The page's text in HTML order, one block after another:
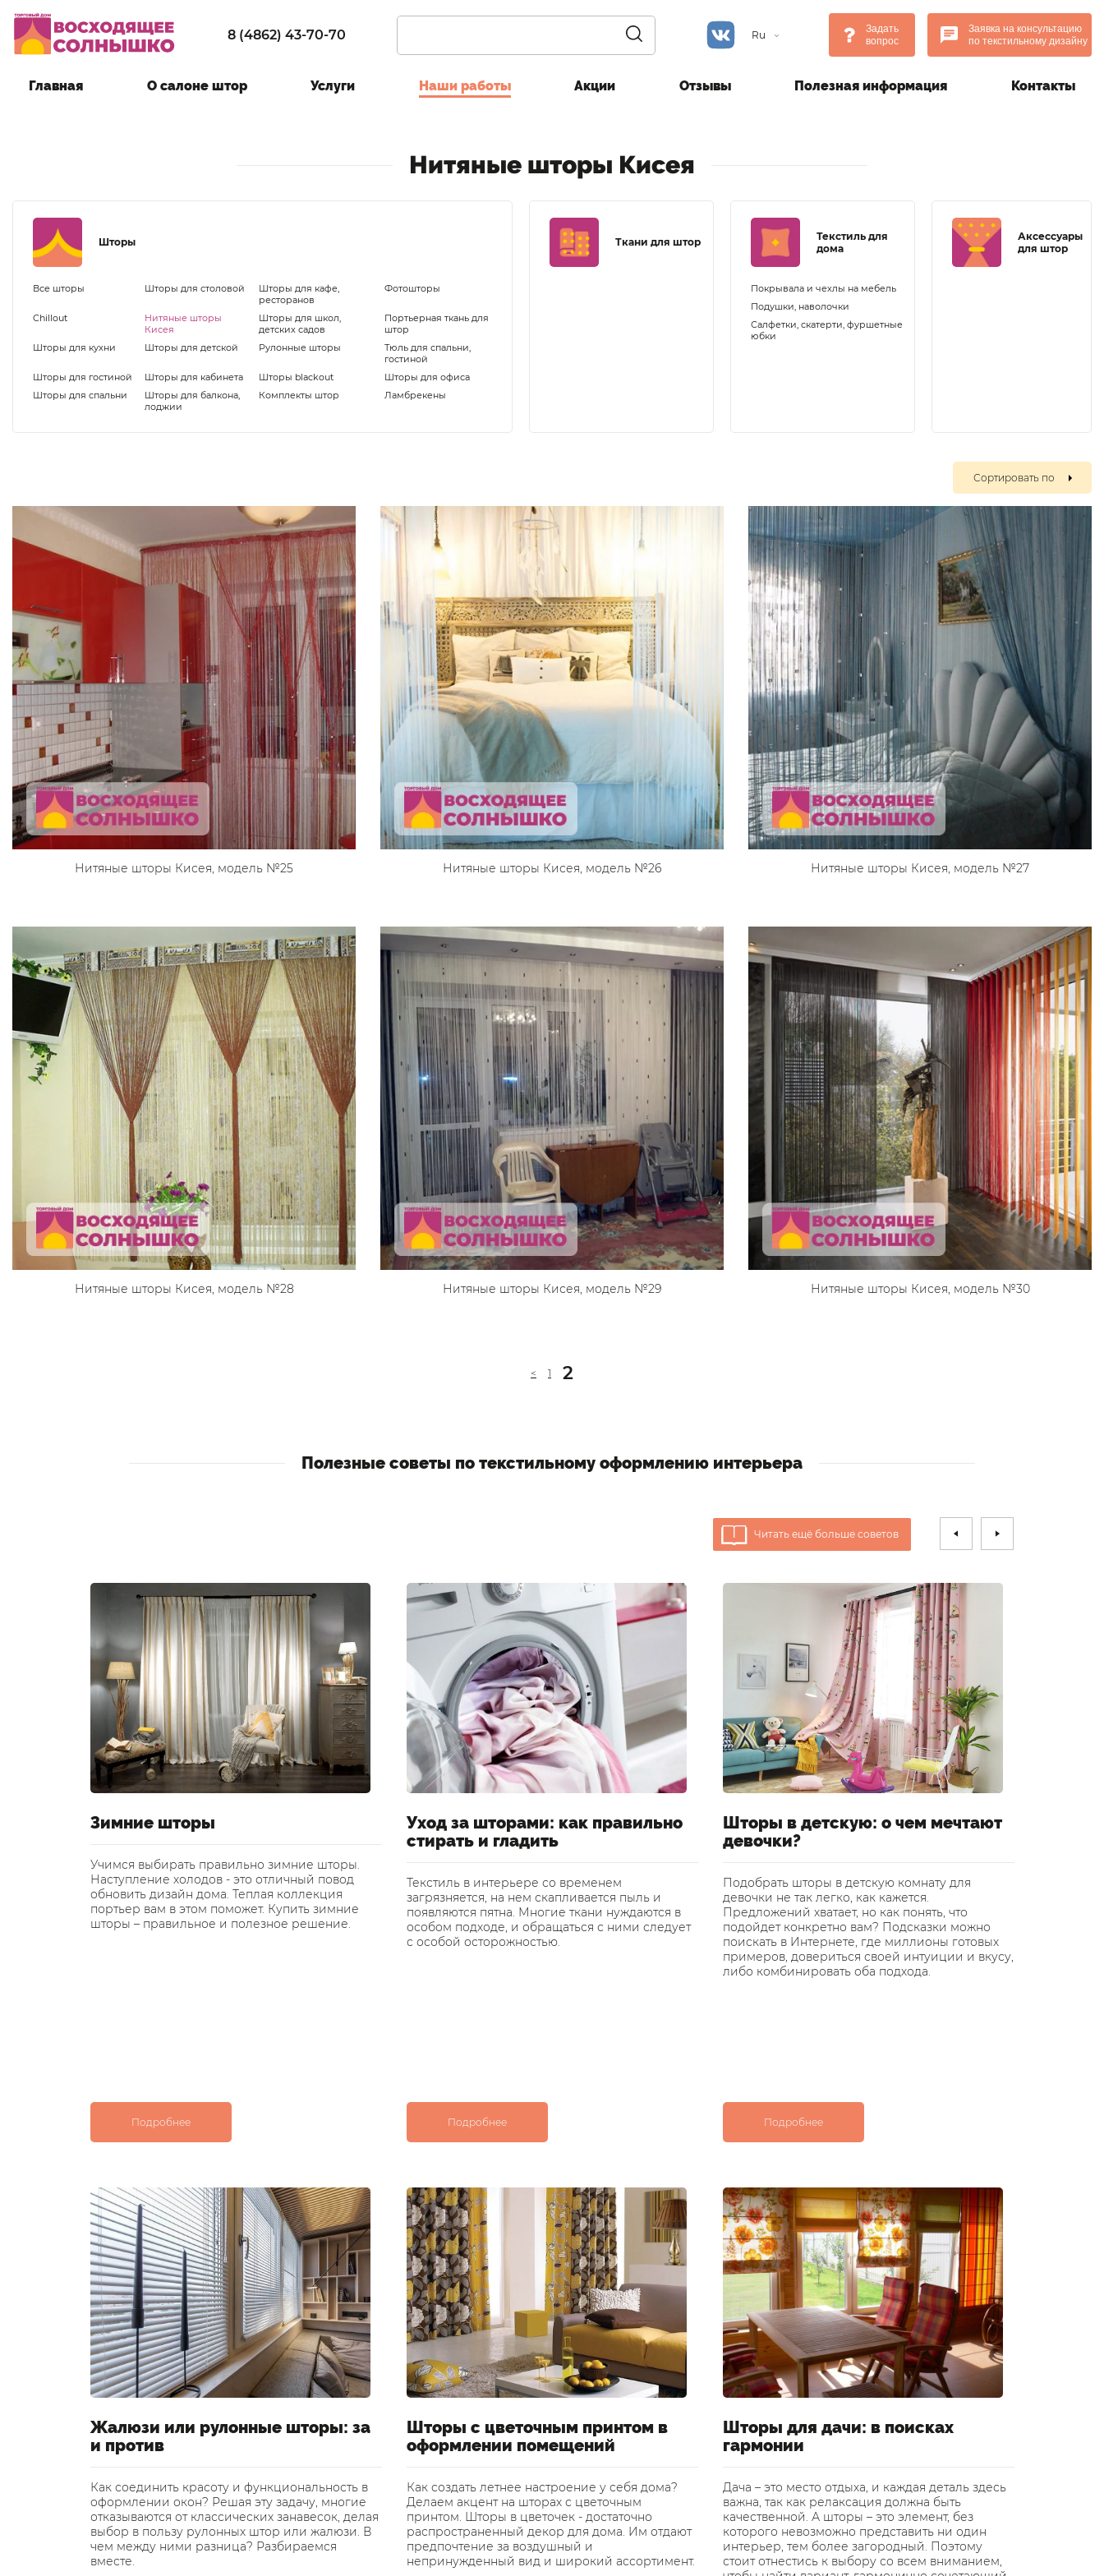
8 (4862) 43-70-70 Ru
Задать
вопрос
Заявка на консультацию
по текстильному дизайну
Главная О салоне штор Услуги Наши работы Акции Отзывы Полезная информация Контакты
Нитяные шторы Кисея
Шторы
Chillout
Шторы для кухни
Шторы для гостиной
Шторы для спальни
Шторы для столовой
Нитяные шторы
Кисея
Шторы для детской
Шторы для кабинета
Шторы для балкона,
лоджии
Шторы для кафе,
ресторанов
Шторы для школ,
детских садов
Рулонные шторы
Шторы blackout
Комплекты штор
Фотошторы
Портьерная ткань для
штор
Тюль для спальни,
гостиной
Шторы для офиса
Ламбрекены
Все шторы
Ткани для штор
Текстиль для
дома
Покрывала и чехлы на мебель
Подушки, наволочки
Салфетки, скатерти, фуршетные
юбки
Аксессуары
для штор
Сортировать по
Нитяные шторы Кисея, модель №25 Нитяные шторы Кисея, модель №26 Нитяные шторы Кисея, модель №27
Нитяные шторы Кисея, модель №28 Нитяные шторы Кисея, модель №29 Нитяные шторы Кисея, модель №30
< 1 2
Полезные советы по текстильному оформлению интерьера
Читать ещё больше советов
Зимние шторы
Учимся выбирать правильно зимние шторы.
Наступление холодов - это отличный повод
обновить дизайн дома. Теплая коллекция
портьер вам в этом поможет. Купить зимние
шторы – правильное и полезное решение.
Подробнее
Жалюзи или рулонные шторы: за
и против
Как соединить красоту и функциональность в
оформлении окон? Решая эту задачу, многие
отказываются от классических занавесок, делая
выбор в пользу рулонных штор или жалюзи. В
чем между ними разница? Разбираемся
вместе.
Уход за шторами: как правильно
стирать и гладить
Текстиль в интерьере со временем
загрязняется, на нем скапливается пыль и
появляются пятна. Многие ткани нуждаются в
особом подходе, и обращаться с ними следует
с особой осторожностью.
Подробнее
Шторы с цветочным принтом в
оформлении помещений
Как создать летнее настроение у себя дома?
Делаем акцент на шторах с цветочным
принтом. Шторы в цветочек - достаточно
распространенный декор для дома. Им отдают
предпочтение за воздушный и
непринужденный вид и широкий ассортимент.
Шторы в детскую: о чем мечтают
девочки?
Подобрать шторы в детскую комнату для
девочки не так легко, как кажется.
Предложений хватает, но как понять, что
подойдет конкретно вам? Подсказки можно
поискать в Интернете, где миллионы готовых
примеров, довериться своей интуиции и вкусу,
либо комбинировать оба подхода.
Подробнее
Шторы для дачи: в поисках
гармонии
Дача – это место отдыха, и каждая деталь здесь
важна, так как релаксация должна быть
качественной. А шторы – это элемент, без
которого невозможно представить ни один
интерьер, тем более загородный. Поэтому
стоит отнестись к выбору со всем вниманием,